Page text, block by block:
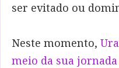
ser evitado ou
Neste momento,
meio da sua